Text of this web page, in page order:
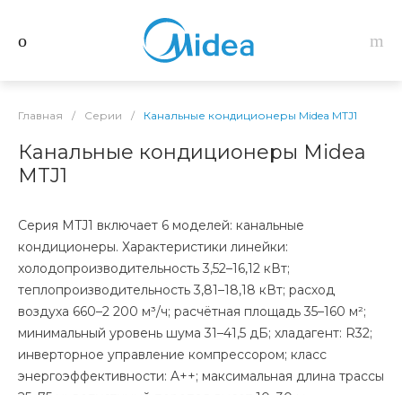
Главная / Серии / Канальные кондиционеры Midea MTJ1
Канальные кондиционеры Midea
MTJ1
Серия MTJ1 включает 6 моделей: канальные
кондиционеры. Характеристики линейки:
холодопроизводительность 3,52–16,12 кВт;
теплопроизводительность 3,81–18,18 кВт; расход
воздуха 660–2 200 м³/ч; расчётная площадь 35–160 м²;
минимальный уровень шума 31–41,5 дБ; хладагент: R32;
инверторное управление компрессором; класс
энергоэффективности: A++; максимальная длина трассы